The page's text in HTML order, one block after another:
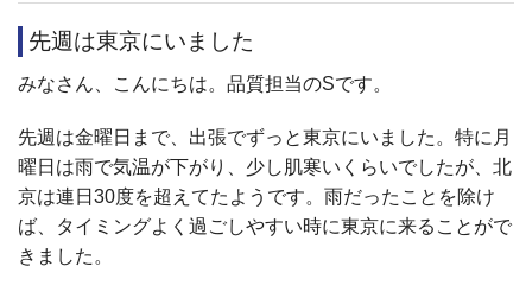
先週は東京にいました
みなさん、こんにちは。品質担当のSです。
先週は金曜日まで、出張でずっと東京にいました。特に月
曜日は雨で気温が下がり、少し肌寒いくらいでしたが、北
京は連日30度を超えてたようです。雨だったことを除け
ば、タイミングよく過ごしやすい時に東京に来ることがで
きました。